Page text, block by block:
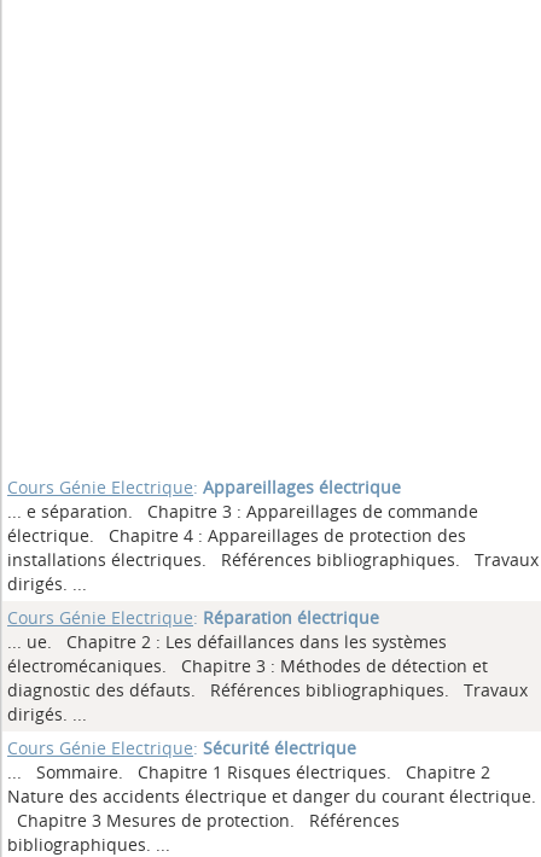
Cours Génie Electrique: Appareillages électrique
... e séparation. Chapitre 3 : Appareillages de commande
électrique. Chapitre 4 : Appareillages de protection des
installations électriques. Références bibliographiques. Travaux
dirigés. ...
Cours Génie Electrique: Réparation électrique
... ue. Chapitre 2 : Les défaillances dans les systèmes
électromécaniques. Chapitre 3 : Méthodes de détection et
diagnostic des défauts. Références bibliographiques. Travaux
dirigés. ...
Cours Génie Electrique: Sécurité électrique
... Sommaire. Chapitre 1 Risques électriques. Chapitre 2
Nature des accidents électrique et danger du courant électrique.
Chapitre 3 Mesures de protection. Références
bibliographiques. ...